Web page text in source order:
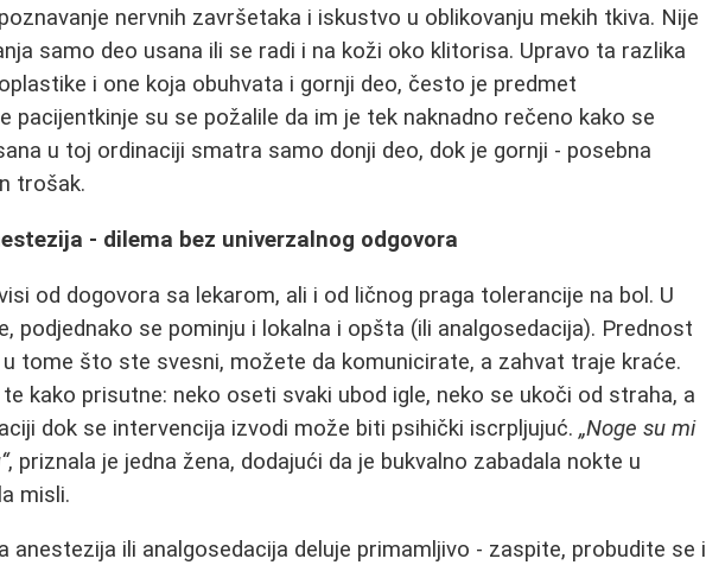
nervnih završetaka i iskustvo u oblikovanju mekih tkiva. Nije
samo deo usana ili se radi i na koži oko klitorisa. Upravo ta razlika
i one koja obuhvata i gornji deo, često je predmet
pacijentkinje su se požalile da im je tek naknadno rečeno kako se
u toj ordinaciji smatra samo donji deo, dok je gornji - posebna
trošak.
- dilema bez univerzalnog odgovora
od dogovora sa lekarom, ali i od ličnog praga tolerancije na bol. U
podjednako se pominju i lokalna i opšta (ili analgosedacija). Prednost
u tome što ste svesni, možete da komunicirate, a zahvat traje kraće.
kako prisutne: neko oseti svaki ubod igle, neko se ukoči od straha, a
dok se intervencija izvodi može biti psihički iscrpljujuć.„Noge su mi
, priznala je jedna žena, dodajući da je bukvalno zabadala nokte u
misli.
anestezija ili analgosedacija deluje primamljivo - zaspite, probudite se i